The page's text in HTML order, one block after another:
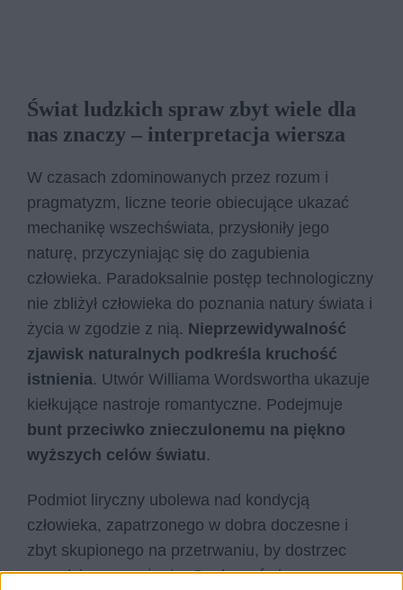
Świat ludzkich spraw zbyt wiele dla
nas znaczy – interpretacja wiersza
W czasach zdominowanych przez rozum i
pragmatyzm, liczne teorie obiecujące ukazać
mechanikę wszechświata, przysłoniły jego
naturę, przyczyniając się do zagubienia
człowieka. Paradoksalnie postęp technologiczny
nie zbliżył człowieka do poznania natury świata i
życia w zgodzie z nią. Nieprzewidywalność
zjawisk naturalnych podkreśla kruchość
istnienia. Utwór Williama Wordswortha ukazuje
kiełkujące nastroje romantyczne. Podejmuje
bunt przeciwko znieczulonemu na piękno
wyższych celów światu.
Podmiot liryczny ubolewa nad kondycją
człowieka, zapatrzonego w dobra doczesne i
zbyt skupionego na przetrwaniu, by dostrzec
prawdziwy sens życia. Osoba mówiąca